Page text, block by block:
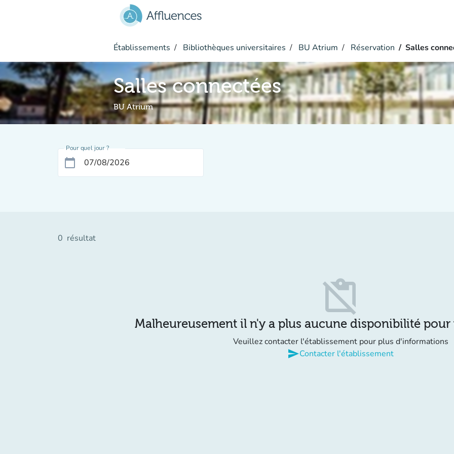
Établissements Bibliothèques universitaires BU Atrium Réservation Salles
Salles connectées
BU Atrium
Pour quel jour ?
calendar_today
0 résultat
content_paste_off
Malheureusement il n'y a plus aucune disponibilité pour
Veuillez contacter l'établissement pour plus d'informations
sendContacter l'établissement